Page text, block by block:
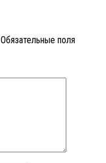
Обязательные поля